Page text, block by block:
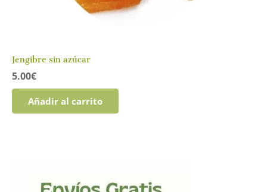
Jengibre sin azúcar
5.00€
Añadir al carrito